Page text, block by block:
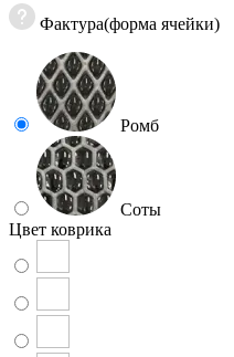
Фактура(форма ячейки)
Ромб
Соты
Цвет коврика